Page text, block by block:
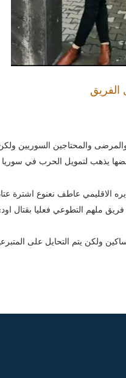
والمحتاجين السوريين
يذهب لتمويل الحرب في سوريا
الاقليمي عاطف نعنوع اشترة
ملهم التطوعي فعليا بقتال
ولكن يتم التحايل على